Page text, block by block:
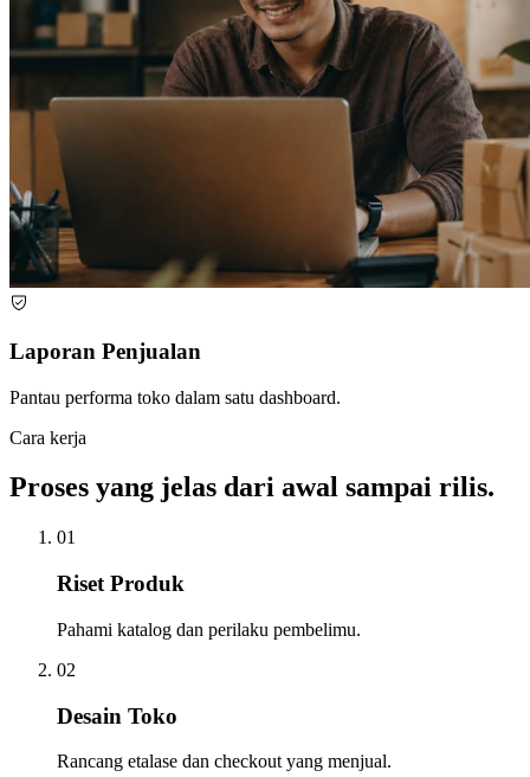
Laporan Penjualan
Pantau performa toko dalam satu dashboard.
Cara kerja
Proses yang jelas dari awal sampai rilis.
01
Riset Produk
Pahami katalog dan perilaku pembelimu.
02
Desain Toko
Rancang etalase dan checkout yang menjual.